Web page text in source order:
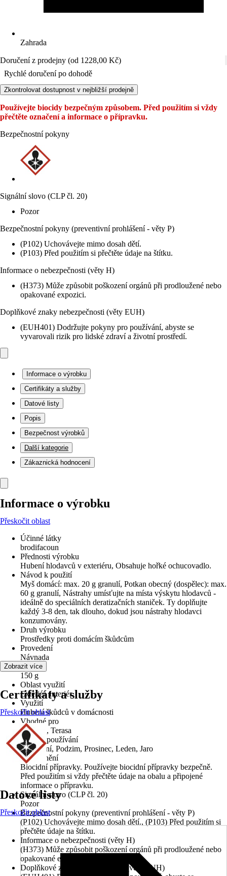
Zahrada
Doručení z prodejny (od 1228,00 Kč)
Rychlé doručení po dohodě
Zkontrolovat dostupnost v nejbližší prodejně
Používejte biocidy bezpečným způsobem. Před použitím si vždy
přečtěte označení a informace o přípravku.
Bezpečnostní pokyny
Signální slovo (CLP čl. 20)
Pozor
Bezpečnostní pokyny (preventivní prohlášení - věty P)
(P102) Uchovávejte mimo dosah dětí.
(P103) Před použitím si přečtěte údaje na štítku.
Informace o nebezpečnosti (věty H)
(H373) Může způsobit poškození orgánů při prodloužené nebo
opakované expozici.
Doplňkové znaky nebezpečnosti (věty EUH)
(EUH401) Dodržujte pokyny pro používání, abyste se
vyvarovali rizik pro lidské zdraví a životní prostředí.
Informace o výrobku
Certifikáty a služby
Datové listy
Popis
Bezpečnost výrobků
Další kategorie
Zákaznická hodnocení
Informace o výrobku
Přeskočit oblast
Účinné látky
brodifacoun
Přednosti výrobku
Hubení hlodavců v exteriéru, Obsahuje hořké ochucovadlo.
Návod k použití
Myš domácí: max. 20 g granulí, Potkan obecný (dospělec): max.
60 g granulí, Nástrahy umísťujte na místa výskytu hlodavců -
ideálně do speciálních deratizačních staniček. Ty doplňujte
každý 3-8 den, tak dlouho, dokud jsou nástrahy hlodavci
konzumovány.
Druh výrobku
Prostředky proti domácím škůdcům
Provedení
Návnada
Obsah
150 g
Oblast využití
Exteriér, Interiér
Využití
Hubení škůdců v domácnosti
Vhodné pro
Zahrada, Terasa
Období používání
Celoroční, Podzim, Prosinec, Leden, Jaro
Upozornění
Biocidní přípravky. Používejte biocidní přípravky bezpečně.
Před použitím si vždy přečtěte údaje na obalu a připojené
informace o přípravku.
Signální slovo (CLP čl. 20)
Pozor
Bezpečnostní pokyny (preventivní prohlášení - věty P)
(P102) Uchovávejte mimo dosah dětí., (P103) Před použitím si
přečtěte údaje na štítku.
Informace o nebezpečnosti (věty H)
(H373) Může způsobit poškození orgánů při prodloužené nebo
opakované expozici.
Doplňkové znaky nebezpečnosti (věty EUH)
Zobrazit více
Certifikáty a služby
Přeskočit oblast
Datové listy
Přeskočit oblast